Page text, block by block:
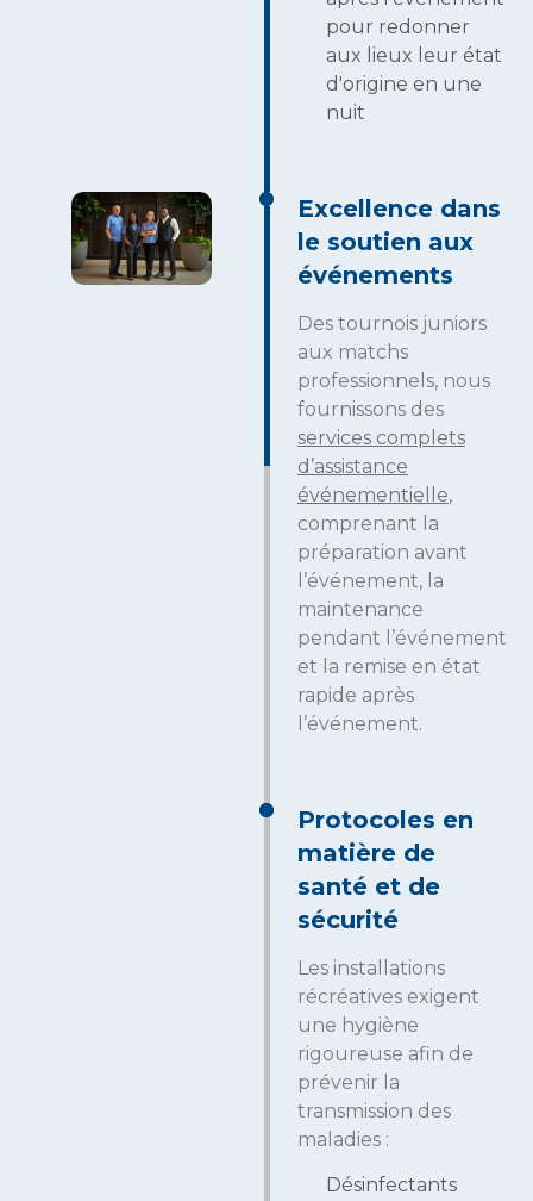
pour redonner
aux lieux leur état
d'origine en une
nuit
Excellence dans
le soutien aux
événements
Des tournois juniors
aux matchs
professionnels, nous
fournissons des
services complets
d’assistance
événementielle,
comprenant la
préparation avant
l’événement, la
maintenance
pendant l’événement
et la remise en état
rapide après
l’événement.
Protocoles en
matière de
santé et de
sécurité
Les installations
récréatives exigent
une hygiène
rigoureuse afin de
prévenir la
transmission des
maladies :
Désinfectants